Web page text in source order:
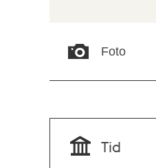
Foto
Tid